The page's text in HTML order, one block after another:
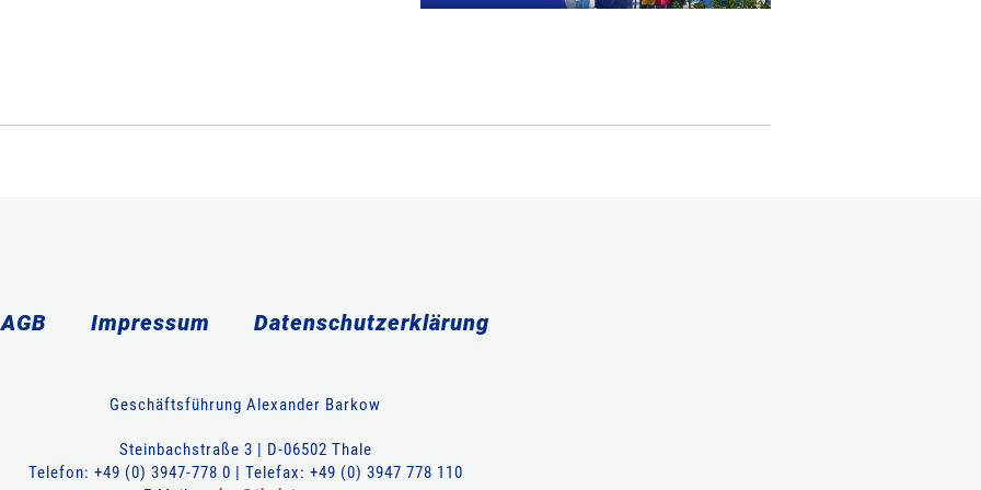
AGB Impressum Datenschutzerklärung
Geschäftsführung Alexander Barkow
Steinbachstraße 3 | D-06502 Thale
Telefon: +49 (0) 3947-778 0 | Telefax: +49 (0) 3947 778 110